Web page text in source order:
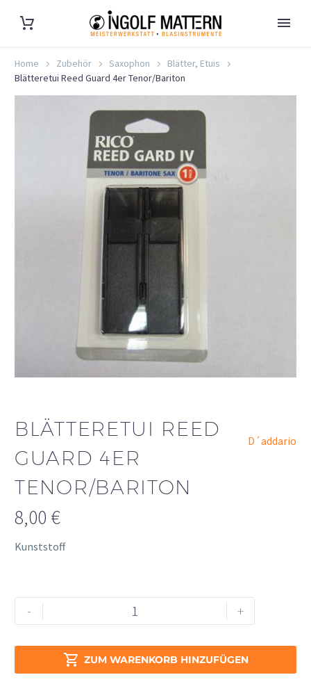
Home Zubehör Saxophon
Blätter, Etuis
Blätteretui Reed Guard 4er Tenor/Bariton
BLÄTTERETUI REED
GUARD 4ER
TENOR/BARITON
D´addario
8,00 €
Kunststoff
-
Blätteretui
Reed
Tenor/Bariton
+
 ZUM WARENKORB HINZUFÜGEN
Alternative: